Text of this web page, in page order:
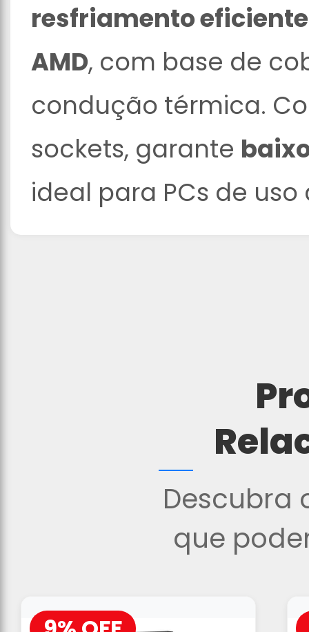
resfriamento
AMD, com base de
condução térmica.
sockets, garante
ideal para PCs de
Descubra
que